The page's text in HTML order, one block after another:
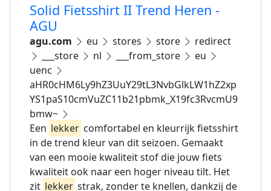
Solid Fietsshirt II Trend Heren -
AGU
agu.com eu stores store
redirect
___store
nl ___from_store
eu
uenc
aHR0cHM6Ly9hZ3UuY29tL3NvbGlkLW1hZ2xp
YS1paS10cmVuZC11b21pbmk_X19fc3RvcmU9
bmw~
Een lekker comfortabel en kleurrijk fietsshirt
in de trend kleur van dit seizoen. Gemaakt
van een mooie kwaliteit stof die jouw fiets
kwaliteit ook naar een hoger niveau tilt. Het
zit lekker strak, zonder te knellen, dankzij de